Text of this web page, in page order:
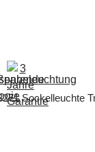
Sockelleuchte